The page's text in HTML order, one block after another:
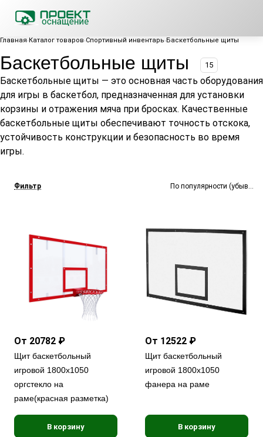
Главная Каталог товаров Спортивный инвентарь Баскетбольные щиты
Баскетбольные щиты 15
Баскетбольные щиты — это основная часть оборудования
для игры в баскетбол, предназначенная для установки
корзины и отражения мяча при бросках. Качественные
баскетбольные щиты обеспечивают точность отскока,
устойчивость конструкции и безопасность во время
игры.
Фильтр По популярности
От 20782 ₽
Щит баскетбольный
игровой 1800х1050
оргстекло на
раме(красная разметка)
В корзину
От 12522 ₽
Щит баскетбольный
игровой 1800х1050
фанера на раме
В корзину